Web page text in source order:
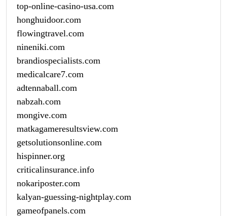
top-online-casino-usa.com
honghuidoor.com
flowingtravel.com
nineniki.com
brandiospecialists.com
medicalcare7.com
adtennaball.com
nabzah.com
mongive.com
matkagameresultsview.com
getsolutionsonline.com
hispinner.org
criticalinsurance.info
nokariposter.com
kalyan-guessing-nightplay.com
gameofpanels.com